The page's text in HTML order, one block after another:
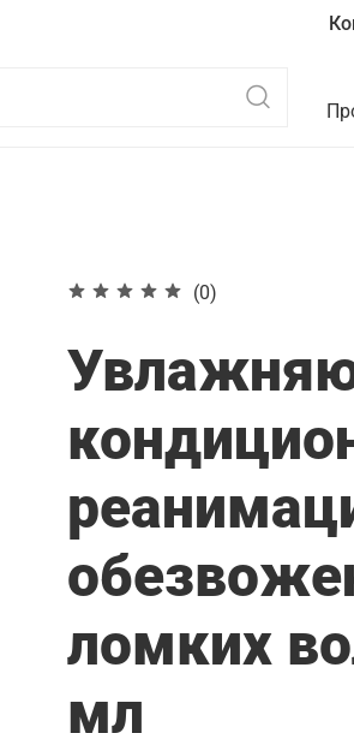
(0)
ломких
мл